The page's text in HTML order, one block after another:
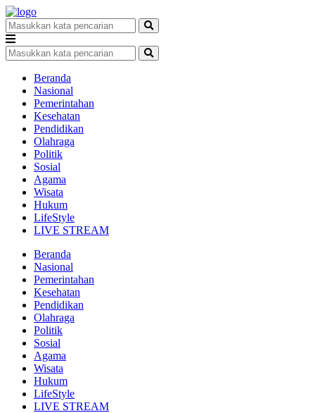
Beranda
Nasional
Pemerintahan
Kesehatan
Pendidikan
Olahraga
Politik
Sosial
Agama
Wisata
Hukum
LifeStyle
LIVE STREAM
Beranda
Nasional
Pemerintahan
Kesehatan
Pendidikan
Olahraga
Politik
Sosial
Agama
Wisata
Hukum
LifeStyle
LIVE STREAM